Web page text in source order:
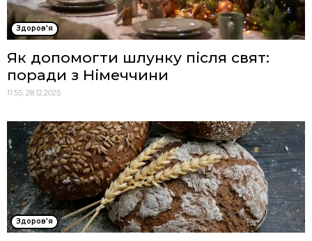
Здоров'я
Як допомогти шлунку після свят:
поради з Німеччини
11:55, 28.12.2025
Здоров'я